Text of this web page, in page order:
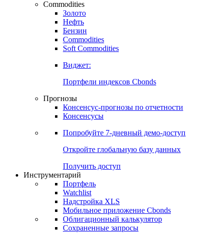
Commodities
Золото
Нефть
Бензин
Commodities
Soft Commodities
Виджет:
Портфели индексов Cbonds
Прогнозы
Консенсус-прогнозы по отчетности
Консенсусы
Попробуйте 7-дневный демо-доступ
Откройте глобальную базу данных
Получить доступ
Инструментарий
Портфель
Watchlist
Надстройка XLS
Мобильное приложение Cbonds
Облигационный калькулятор
Сохраненные запросы